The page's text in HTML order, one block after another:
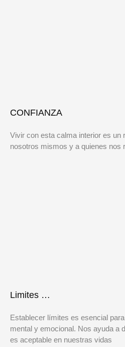
CONFIANZA
Vivir con esta calma interior es un
nosotros mismos y a quienes nos
Limites …
Establecer límites es esencial
mental y emocional. Nos ayuda a
es aceptable en nuestras vidas